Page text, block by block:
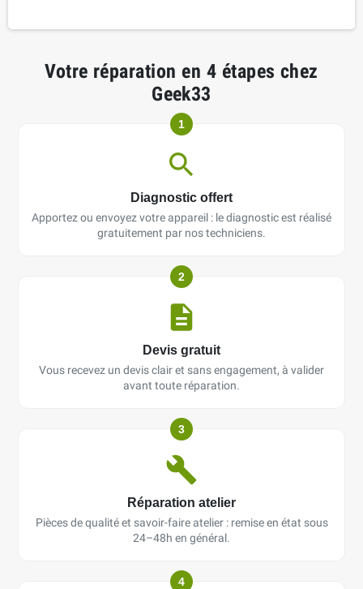
Votre réparation en 4 étapes chez
Geek33
1
Diagnostic offert
Apportez ou envoyez votre appareil : le diagnostic est réalisé
gratuitement par nos techniciens.
2
Devis gratuit
Vous recevez un devis clair et sans engagement, à valider
avant toute réparation.
3
Réparation atelier
Pièces de qualité et savoir-faire atelier : remise en état sous
24–48h en général.
4